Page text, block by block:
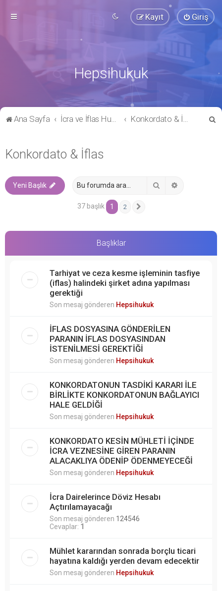
Giriş
Kayıt
Hepsihukuk
Ana Sayfa İcra ve İflas Hukuku Konkordato & İflas
Konkordato & İflas
Yeni Başlık
37 başlık 1 2
Başlıklar
Tarhiyat ve ceza kesme işleminin tasfiye
(iflas) halindeki şirket adına yapılması
gerektiği
Son mesaj gönderen Hepsihukuk
İFLAS DOSYASINA GÖNDERİLEN
PARANIN İFLAS DOSYASINDAN
İSTENİLMESİ GEREKTİĞİ
Son mesaj gönderen Hepsihukuk
KONKORDATONUN TASDİKİ KARARI İLE
BİRLİKTE KONKORDATONUN BAĞLAYICI
HALE GELDİĞİ
Son mesaj gönderen Hepsihukuk
KONKORDATO KESİN MÜHLETİ İÇİNDE
İCRA VEZNESİNE GİREN PARANIN
ALACAKLIYA ÖDENİP ÖDENMEYECEĞİ
Son mesaj gönderen Hepsihukuk
İcra Dairelerince Döviz Hesabı
Açtırılamayacağı
Son mesaj gönderen 124546
Cevaplar: 1
Mühlet kararından sonrada borçlu ticari
hayatına kaldığı yerden devam edecektir
Son mesaj gönderen Hepsihukuk